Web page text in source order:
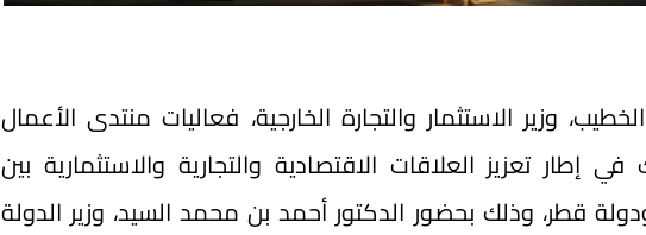
وزير الاستثمار والتجارة الخارجية، فعاليات منتدى الأعمال
إطار تعزيز العلاقات الاقتصادية والتجارية والاستثمارية بين
قطر، وذلك بحضور الدكتور أحمد بن محمد السيد، وزير الدولة